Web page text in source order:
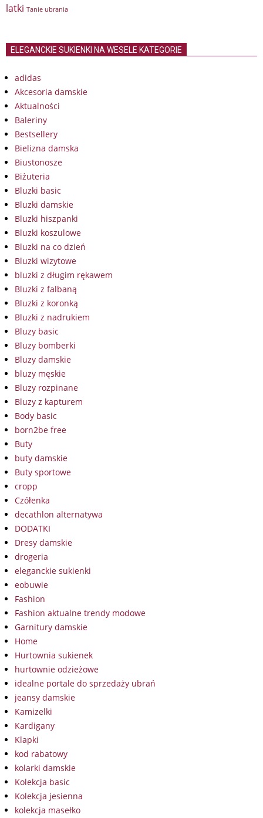
latki Tanie ubrania
ELEGANCKIE SUKIENKI NA WESELE KATEGORIE
adidas
Akcesoria damskie
Aktualności
Baleriny
Bestsellery
Bielizna damska
Biustonosze
Biżuteria
Bluzki basic
Bluzki damskie
Bluzki hiszpanki
Bluzki koszulowe
Bluzki na co dzień
Bluzki wizytowe
bluzki z długim rękawem
Bluzki z falbaną
Bluzki z koronką
Bluzki z nadrukiem
Bluzy basic
Bluzy bomberki
Bluzy damskie
bluzy męskie
Bluzy rozpinane
Bluzy z kapturem
Body basic
born2be free
Buty
buty damskie
Buty sportowe
cropp
Czółenka
decathlon alternatywa
DODATKI
Dresy damskie
drogeria
eleganckie sukienki
eobuwie
Fashion
Fashion aktualne trendy modowe
Garnitury damskie
Home
Hurtownia sukienek
hurtownie odzieżowe
idealne portale do sprzedaży ubrań
jeansy damskie
Kamizelki
Kardigany
Klapki
kod rabatowy
kolarki damskie
Kolekcja basic
Kolekcja jesienna
kolekcja masełko